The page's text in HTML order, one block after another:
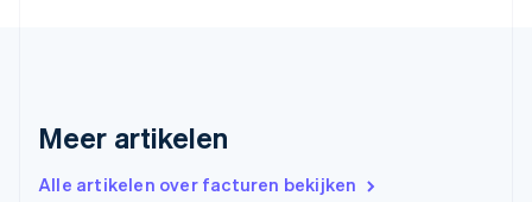
Meer artikelen
Alle artikelen over facturen bekijken
English
English